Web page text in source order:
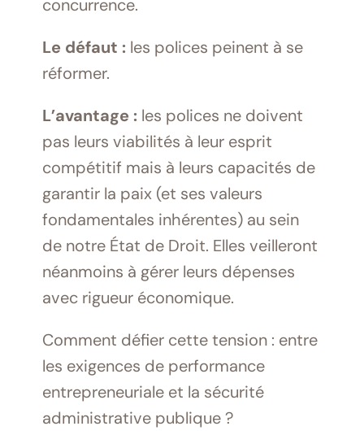
concurrence.
Le défaut : les polices peinent à se
réformer.
L’avantage : les polices ne doivent
pas leurs viabilités à leur esprit
compétitif mais à leurs capacités de
garantir la paix (et ses valeurs
fondamentales inhérentes) au sein
de notre État de Droit. Elles veilleront
néanmoins à gérer leurs dépenses
avec rigueur économique.
Comment défier cette tension : entre
les exigences de performance
entrepreneuriale et la sécurité
administrative publique ?